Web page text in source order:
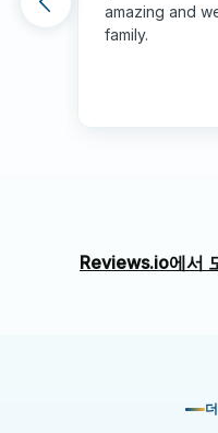
amazing and
family.
Reviews.io에서